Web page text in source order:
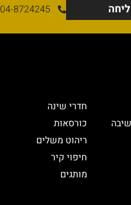
04-8724245
חדרי שינה
כורסאות
ריהוט משלים
חיפוי קיר
מותגים